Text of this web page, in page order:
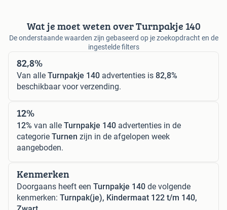
Wat je moet weten over Turnpakje 140
De onderstaande waarden zijn gebaseerd op je zoekopdracht en de
ingestelde filters
82,8%
Van alle Turnpakje 140 advertenties is 82,8%
beschikbaar voor verzending.
12%
12% van alle Turnpakje 140 advertenties in de
categorie Turnen zijn in de afgelopen week
aangeboden.
Kenmerken
Doorgaans heeft een Turnpakje 140 de volgende
kenmerken: Turnpak(je), Kindermaat 122 t/m 140,